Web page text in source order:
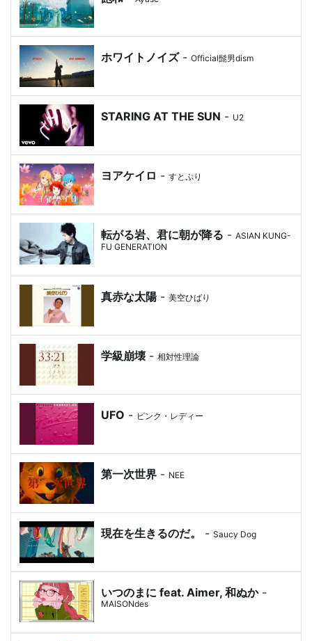
ホワイトノイズ- Official髭男dism
STARING AT THE SUN - U2
ヨアケイロ - すとぷり
転がる岩、君に朝が降る - ASIAN KUNG-
FU GENERATION
真赤な太陽- 美空ひばり
学級崩壊- 相対性理論
UFO - ピンク・レディー
第一次世界- NEE
現在を生きるのだ。 - Saucy Dog
いつのまに feat. Aimer, 和ぬか-
MAISONdes